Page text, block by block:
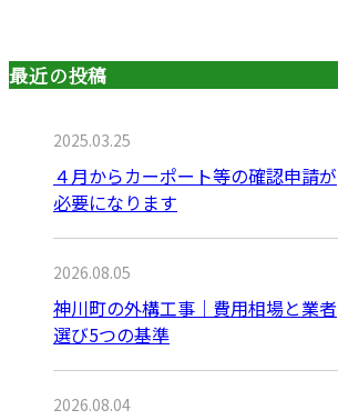
最近の投稿
2025.03.25
４月からカーポート等の確認申請が
必要になります
2026.08.05
神川町の外構工事｜費用相場と業者
選び5つの基準
2026.08.04